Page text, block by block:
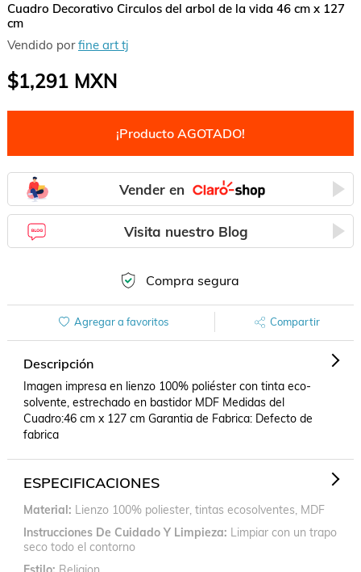
Cuadro Decorativo Circulos del arbol de la vida 46 cm x 127
cm
Vendido porfine art tj
$1,291MXN
¡Producto AGOTADO!
Vender en
Visita nuestro Blog
Compra segura
Agregar a favoritos Compartir
Descripción
Imagen impresa en lienzo 100% poliéster con tinta eco-
solvente, estrechado en bastidor MDF Medidas del
Cuadro:46 cm x 127 cm Garantia de Fabrica: Defecto de
fabrica
ESPECIFICACIONES
Material Lienzo 100% poliester, tintas ecosolventes, MDF
Instrucciones De Cuidado Y Limpieza Limpiar con un trapo
seco todo el contorno